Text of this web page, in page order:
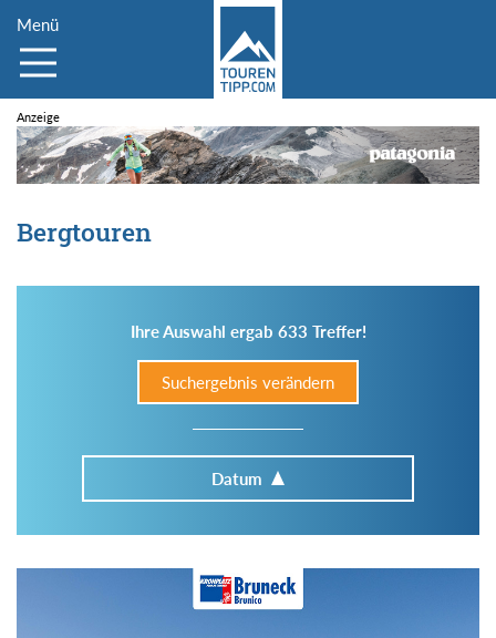
Menü
Bergtouren
Ihre Auswahl ergab 633 Treffer!
Suchergebnis verändern
Datum
Im Tourenarchiv suchen